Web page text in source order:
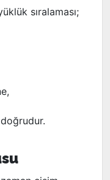
sıralaması;